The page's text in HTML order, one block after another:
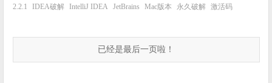
2.2.1
IDEA破解 IntelliJ IDEA JetBrains Mac版本 永久破解 激活码
已经是最后一页啦！